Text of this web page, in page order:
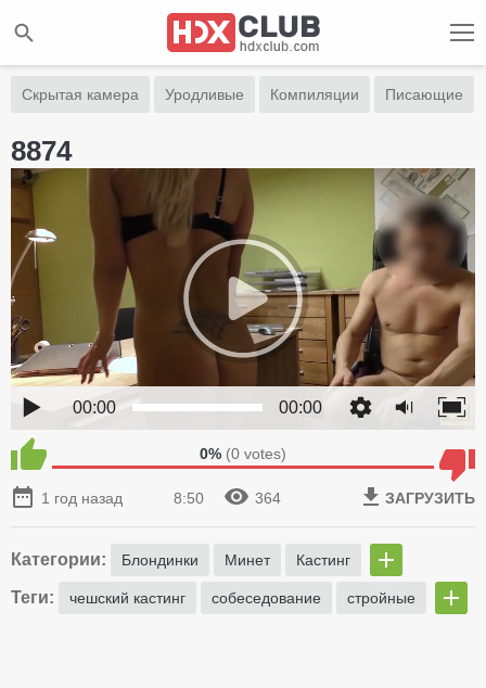
Скрытая камера Уродливые Компиляции Писающие
8874
00:00 00:00
0% (0 votes)
1 год назад 8:50 364 ЗАГРУЗИТЬ
Категории: Блондинки Минет Кастинг
Теги: чешский кастинг собеседование стройные